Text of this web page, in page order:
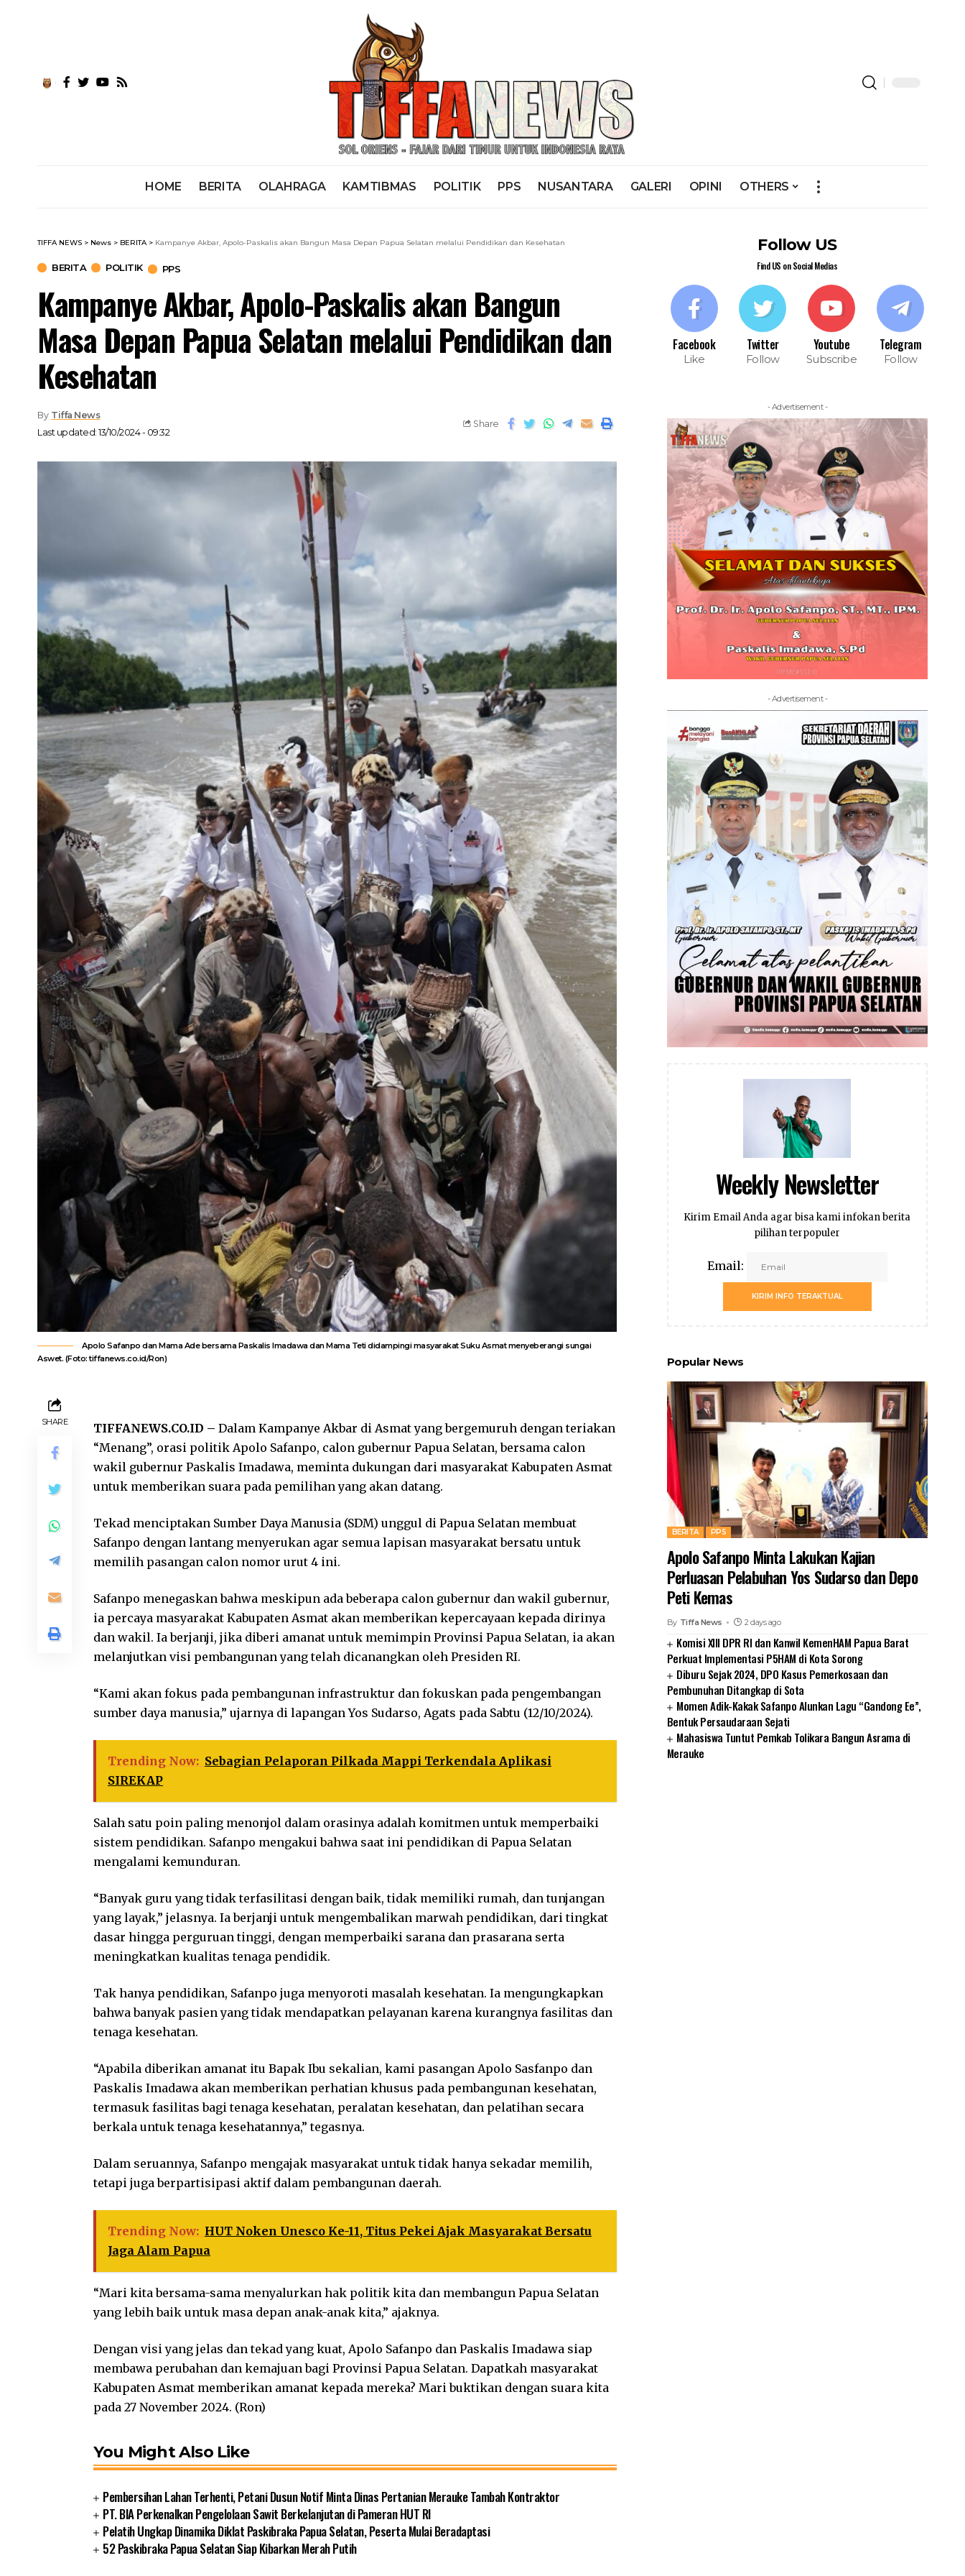
HOME BERITA OLAHRAGA KAMTIBMAS POLITIK PPS NUSANTARA GALERI OPINI OTHERS
TIFFA NEWS > News > BERITA> Kampanye Akbar, Apolo-Paskalis akan Bangun Masa Depan Papua Selatan melalui Pendidikan dan Kesehatan
BERITA POLITIK PPS
Kampanye Akbar, Apolo-Paskalis akan Bangun
Masa Depan Papua Selatan melalui Pendidikan dan
Kesehatan
Last updated: 13/10/2024 - 09:32
By Tiffa News
Share
Apolo Safanpo dan Mama Ade bersama Paskalis Imadawa dan Mama Teti didampingi masyarakat Suku Asmat menyeberangi sungai
Aswet. (Foto: tiffanews.co.id/Ron)
SHARE TIFFANEWS.CO.ID – Dalam Kampanye Akbar di Asmat yang bergemuruh dengan teriakan
“Menang”, orasi politik Apolo Safanpo, calon gubernur Papua Selatan, bersama calon
wakil gubernur Paskalis Imadawa, meminta dukungan dari masyarakat Kabupaten Asmat
untuk memberikan suara pada pemilihan yang akan datang.
Tekad menciptakan Sumber Daya Manusia (SDM) unggul di Papua Selatan membuat
Safanpo dengan lantang menyerukan agar semua lapisan masyarakat bersatu untuk
memilih pasangan calon nomor urut 4 ini.
Safanpo menegaskan bahwa meskipun ada beberapa calon gubernur dan wakil gubernur,
ia percaya masyarakat Kabupaten Asmat akan memberikan kepercayaan kepada dirinya
dan wakil. Ia berjanji, jika diberi amanat untuk memimpin Provinsi Papua Selatan, ia akan
melanjutkan visi pembangunan yang telah dicanangkan oleh Presiden RI.
“Kami akan fokus pada pembangunan infrastruktur dan fokuskan pada pengembangan
sumber daya manusia,” ujarnya di lapangan Yos Sudarso, Agats pada Sabtu (12/10/2024).
Trending Now: Sebagian Pelaporan Pilkada Mappi Terkendala Aplikasi
SIREKAP
Salah satu poin paling menonjol dalam orasinya adalah komitmen untuk memperbaiki
sistem pendidikan. Safanpo mengakui bahwa saat ini pendidikan di Papua Selatan
mengalami kemunduran.
“Banyak guru yang tidak terfasilitasi dengan baik, tidak memiliki rumah, dan tunjangan
yang layak,” jelasnya. Ia berjanji untuk mengembalikan marwah pendidikan, dari tingkat
dasar hingga perguruan tinggi, dengan memperbaiki sarana dan prasarana serta
meningkatkan kualitas tenaga pendidik.
Tak hanya pendidikan, Safanpo juga menyoroti masalah kesehatan. Ia mengungkapkan
bahwa banyak pasien yang tidak mendapatkan pelayanan karena kurangnya fasilitas dan
tenaga kesehatan.
“Apabila diberikan amanat itu Bapak Ibu sekalian, kami pasangan Apolo Sasfanpo dan
Paskalis Imadawa akan memberikan perhatian khusus pada pembangunan kesehatan,
termasuk fasilitas bagi tenaga kesehatan, peralatan kesehatan, dan pelatihan secara
berkala untuk tenaga kesehatannya,” tegasnya.
Dalam seruannya, Safanpo mengajak masyarakat untuk tidak hanya sekadar memilih,
tetapi juga berpartisipasi aktif dalam pembangunan daerah.
Trending Now: HUT Noken Unesco Ke-11, Titus Pekei Ajak Masyarakat Bersatu
Jaga Alam Papua
“Mari kita bersama-sama menyalurkan hak politik kita dan membangun Papua Selatan
yang lebih baik untuk masa depan anak-anak kita,” ajaknya.
Dengan visi yang jelas dan tekad yang kuat, Apolo Safanpo dan Paskalis Imadawa siap
membawa perubahan dan kemajuan bagi Provinsi Papua Selatan. Dapatkah masyarakat
Kabupaten Asmat memberikan amanat kepada mereka? Mari buktikan dengan suara kita
pada 27 November 2024. (Ron)
You Might Also Like
Pembersihan Lahan Terhenti, Petani Dusun Notif Minta Dinas Pertanian Merauke Tambah Kontraktor
PT. BIA Perkenalkan Pengelolaan Sawit Berkelanjutan di Pameran HUT RI
Pelatih Ungkap Dinamika Diklat Paskibraka Papua Selatan, Peserta Mulai Beradaptasi
52 Paskibraka Papua Selatan Siap Kibarkan Merah Putih
Follow US
Find US on Social Medias
Facebook
Like
Twitter
Follow
Youtube
Subscribe
Telegram
Follow
- Advertisement -
- Advertisement -
Weekly Newsletter
Kirim Email Anda agar bisa kami infokan berita
pilihan terpopuler
Email:
KIRIM INFO TERAKTUAL
Popular News
BERITA PPS
Apolo Safanpo Minta Lakukan Kajian
Perluasan Pelabuhan Yos Sudarso dan Depo
Peti Kemas
By Tiffa News 2 days ago
Komisi XIII DPR RI dan Kanwil KemenHAM Papua Barat
Perkuat Implementasi P5HAM di Kota Sorong
Diburu Sejak 2024, DPO Kasus Pemerkosaan dan
Pembunuhan Ditangkap di Sota
Momen Adik-Kakak Safanpo Alunkan Lagu “Gandong Ee”,
Bentuk Persaudaraan Sejati
Mahasiswa Tuntut Pemkab Tolikara Bangun Asrama di
Merauke